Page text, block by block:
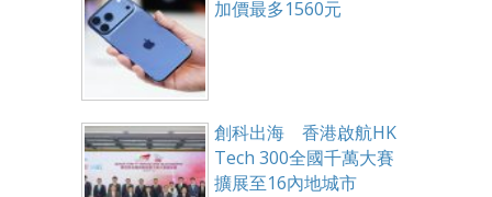
加價最多1560元
創科出海 香港啟航HK
Tech 300全國千萬大賽
擴展至16內地城市